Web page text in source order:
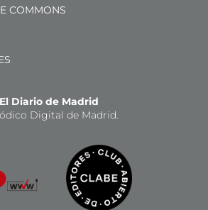
COMMONS
El Diario de Madrid
Digital de Madrid.